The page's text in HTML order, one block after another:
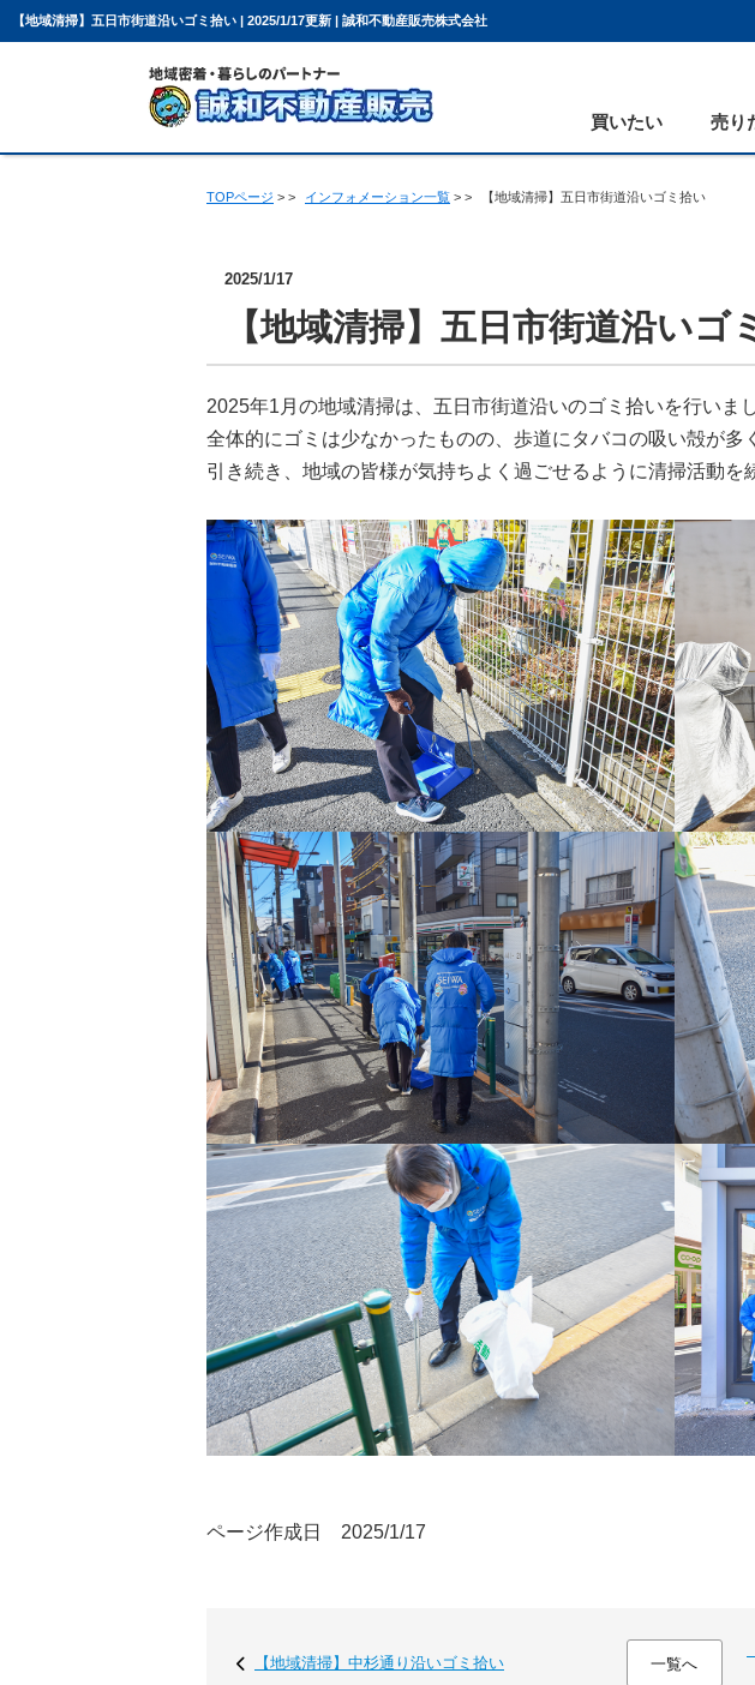
【地域清掃】五日市街道沿いゴミ拾い | 2025/1/17更新 | 誠和不動産販売株式会社
買いたい 売り
TOPページ > インフォメーション一覧 > 【地域清掃】五日市街道沿いゴミ拾い
2025/1/17
【地域清掃】五日市街道沿いゴ
2025年1月の地域清掃は、五日市街道沿いのゴミ拾いを行いまし
全体的にゴミは少なかったものの、歩道にタバコの吸い殻が多
引き続き、地域の皆様が気持ちよく過ごせるように清掃活動を
ページ作成日 2025/1/17
【地域清掃】中杉通り沿いゴミ拾い 一覧へ